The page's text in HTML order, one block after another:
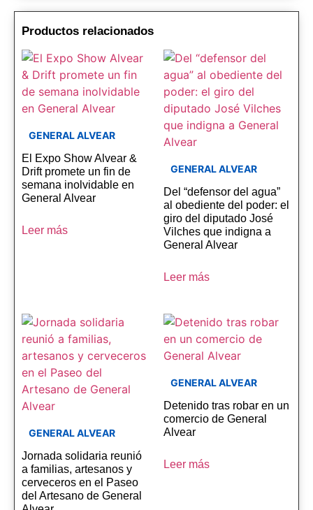
Productos relacionados
GENERAL ALVEAR
El Expo Show Alvear &
Drift promete un fin de
semana inolvidable en
General Alvear
Leer más
GENERAL ALVEAR
Del “defensor del agua”
al obediente del poder: el
giro del diputado José
Vilches que indigna a
General Alvear
Leer más
GENERAL ALVEAR
Jornada solidaria reunió
a familias, artesanos y
cerveceros en el Paseo
del Artesano de General
GENERAL ALVEAR
Detenido tras robar en un
comercio de General
Alvear
Leer más